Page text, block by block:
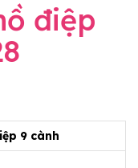
điệp
9 cành